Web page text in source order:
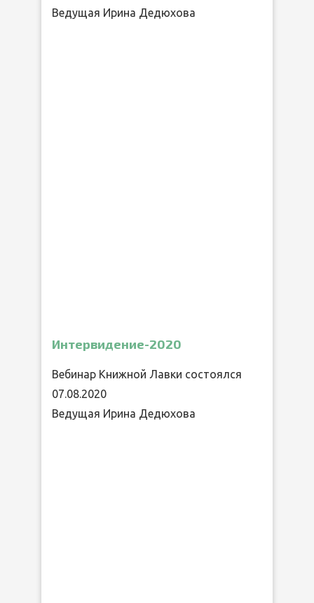
Ведущая Ирина Дедюхова
Интервидение-2020
Вебинар Книжной Лавки состоялся
07.08.2020
Ведущая Ирина Дедюхова